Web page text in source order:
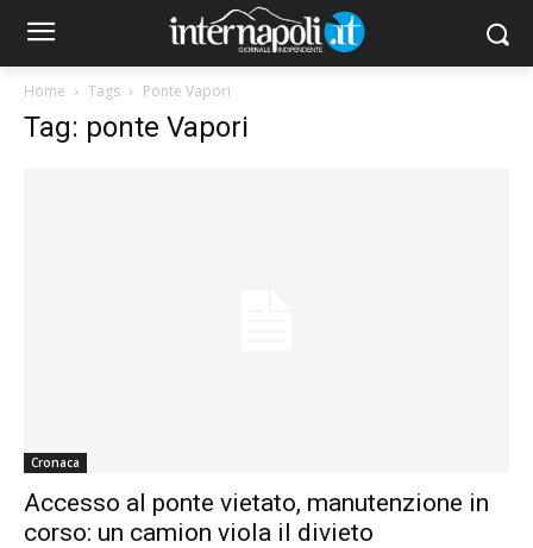
Home Tags Ponte Vapori
Tag: ponte Vapori
Cronaca
Accesso al ponte vietato, manutenzione in
corso: un camion viola il divieto